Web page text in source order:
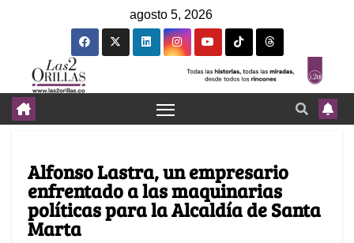
agosto 5, 2026
Alfonso Lastra, un empresario
enfrentado a las maquinarias
políticas para la Alcaldía de Santa
Marta